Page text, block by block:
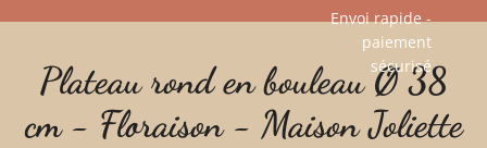
Envoi rapide -
paiement
sécurisé​
Plateau rond en bouleau Ø 38
cm - Floraison - Maison Joliette